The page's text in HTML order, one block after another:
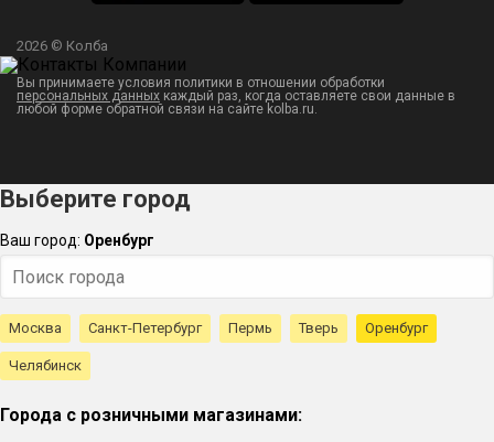
2026 © Колба
Вы принимаете условия политики в отношении обработки
персональных данных каждый раз, когда оставляете свои данные в
любой форме обратной связи на сайте kolba.ru.
Выберите город
Ваш город: Оренбург
Москва Санкт-Петербург Пермь Тверь Оренбург
Челябинск
Города с розничными магазинами: